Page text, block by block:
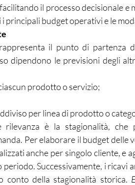
il processo decisionale
principali budget operativi e le
il punto di partenza
dipendono le previsioni degli
prodotto o servizio;
per linea di prodotto o
rilevanza è la stagionalità, che
Per elaborare il budget delle
anche per singolo cliente, e
Successivamente, i ricavi
conto della stagionalità storica.